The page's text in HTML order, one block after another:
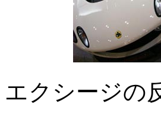
エクシージの